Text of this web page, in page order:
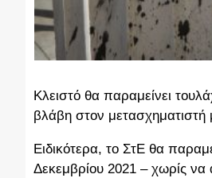
Κλειστό θα παραμείνει
βλάβη στον μετασχηματιστή
Ειδικότερα, το ΣτΕ θα
Δεκεμβρίου 2021 – χωρίς να